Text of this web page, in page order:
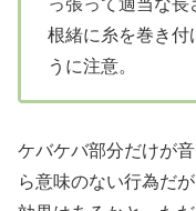
っ張って適当な
根緒に糸を巻き付
うに注意。
ケバケバ部分だけが
ら意味のない行為だ